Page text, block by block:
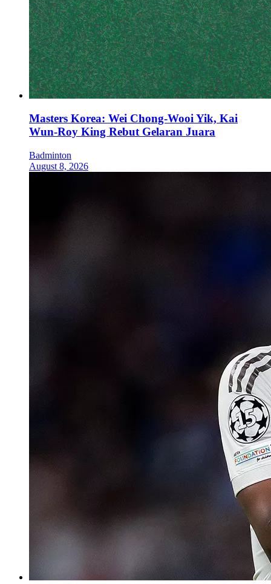
Masters Korea: Wei Chong-Wooi Yik, Kai
Wun-Roy King Rebut Gelaran Juara
Badminton
August 8, 2026